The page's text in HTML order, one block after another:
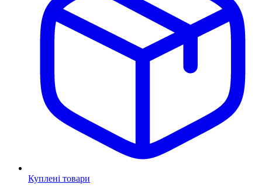
Куплені товари